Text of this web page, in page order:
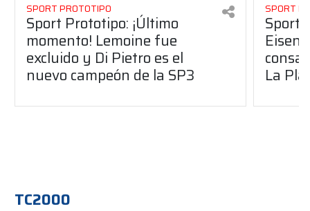
SPORT PROTOTIPO
Sport Prototipo: ¡Último
momento! Lemoine fue
excluido y Di Pietro es el
nuevo campeón de la SP3
SPORT
Sport
La
TC2000